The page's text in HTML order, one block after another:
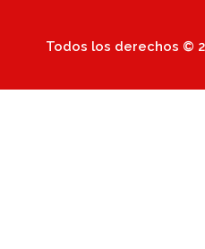
Todos los derechos ©